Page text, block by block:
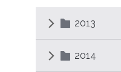
2013
2014